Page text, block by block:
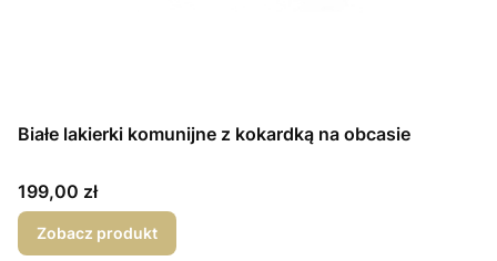
Białe lakierki komunijne z kokardką na obcasie
Cena
199,00 zł
Zobacz produkt